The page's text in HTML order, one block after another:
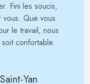
Fini les soucis,
Que vous
le travail, nous
confortable.
Yan